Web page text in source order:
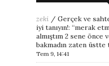
zeki / Gerçek ve
iyi tanıyın!: “merak
almıştım 2 sene önce
bakmadın zaten
Tem 9, 14:41